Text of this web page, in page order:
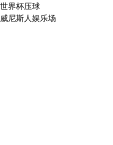
世界杯压球
威尼斯人娱乐场